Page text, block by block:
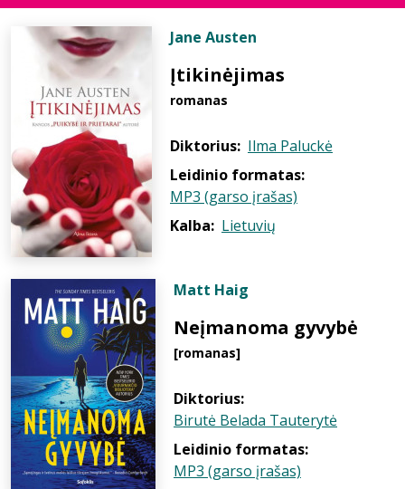
Jane Austen
Įtikinėjimas
romanas
Diktorius: Ilma Paluckė
Leidinio formatas:
MP3 (garso įrašas)
Kalba: Lietuvių
Matt Haig
Neįmanoma gyvybė
[romanas]
Diktorius:
Birutė Belada Tauterytė
Leidinio formatas:
MP3 (garso įrašas)